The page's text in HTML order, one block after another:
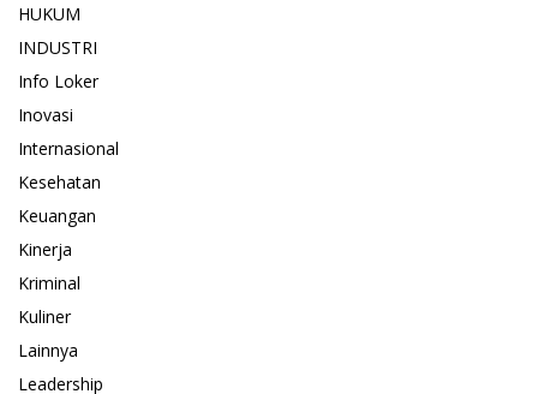
HUKUM
INDUSTRI
Info Loker
Inovasi
Internasional
Kesehatan
Keuangan
Kinerja
Kriminal
Kuliner
Lainnya
Leadership